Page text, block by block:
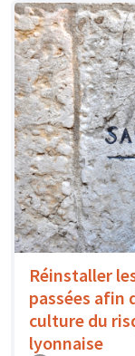
Réinstaller
passées afin
culture du
lyonnaise